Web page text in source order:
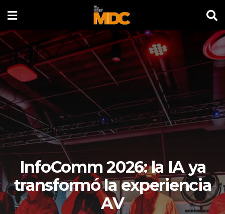
InfoComm 2026: la IA ya
transformó la experiencia
AV